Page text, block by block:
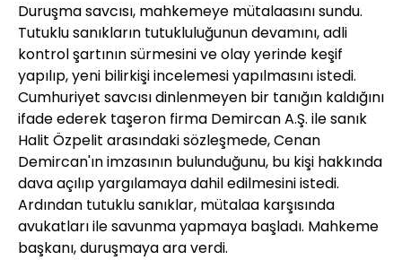
Duruşma savcısı, mahkemeye mütalaasını sundu.
Tutuklu sanıkların tutukluluğunun devamını, adli
kontrol şartının sürmesini ve olay yerinde keşif
yapılıp, yeni bilirkişi incelemesi yapılmasını istedi.
Cumhuriyet savcısı dinlenmeyen bir tanığın kaldığını
ifade ederek taşeron firma Demircan A.Ş. ile sanık
Halit Özpelit arasındaki sözleşmede, Cenan
Demircan'ın imzasının bulunduğunu, bu kişi hakkında
dava açılıp yargılamaya dahil edilmesini istedi.
Ardından tutuklu sanıklar, mütalaa karşısında
avukatları ile savunma yapmaya başladı. Mahkeme
başkanı, duruşmaya ara verdi.